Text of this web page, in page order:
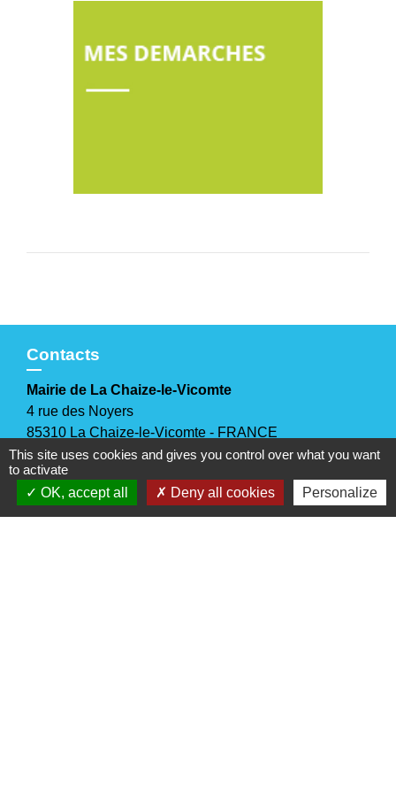
Contacts
Mairie de La Chaize-le-Vicomte
4 rue des Noyers
85310 La Chaize-le-Vicomte - FRANCE
+33 2 51 05 70 21
Nous contacter
Horaires d'ouverture
This site uses cookies and gives you control over what you want
to activate
OK, accept all
Deny all cookies Personalize